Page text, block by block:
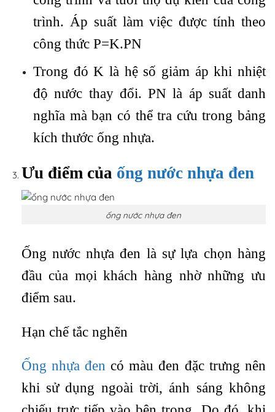
trình. Áp suất làm việc được tính theo
công thức P=K.PN
Trong đó K là hệ số giảm áp khi nhiệt
độ nước thay đổi. PN là áp suất danh
nghĩa mà bạn có thể tra cứu trong bảng
kích thước ống nhựa.
Ưu điểm của ống nước nhựa đen
ống nước nhựa đen
Ống nước nhựa đen là sự lựa chọn hàng
đầu của mọi khách hàng nhờ những ưu
điểm sau.
Hạn chế tắc nghẽn
Ống nhựa đen có màu đen đặc trưng nên
khi sử dụng ngoài trời, ánh sáng không